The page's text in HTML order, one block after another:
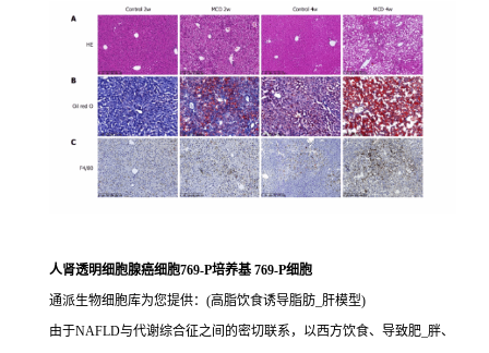
人肾透明细胞腺癌细胞769-P培养基 769-P细胞
通派生物细胞库为您提供：(高脂饮食诱导脂肪_肝模型)
由于NAFLD与代谢综合征之间的密切联系，以西方饮食、导致肥_胖、